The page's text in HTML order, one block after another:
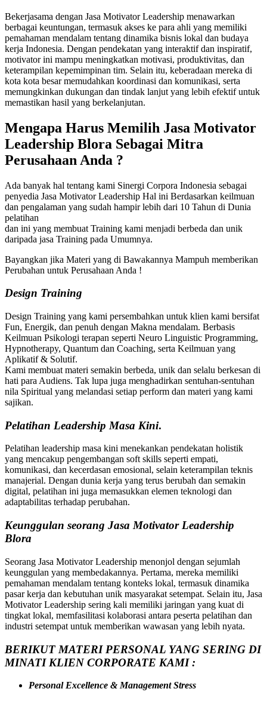
Bekerjasama dengan Jasa Motivator Leadership menawarkan
berbagai keuntungan, termasuk akses ke para ahli yang memiliki
pemahaman mendalam tentang dinamika bisnis lokal dan budaya
kerja Indonesia. Dengan pendekatan yang interaktif dan inspiratif,
motivator ini mampu meningkatkan motivasi, produktivitas, dan
keterampilan kepemimpinan tim. Selain itu, keberadaan mereka di
kota kota besar memudahkan koordinasi dan komunikasi, serta
memungkinkan dukungan dan tindak lanjut yang lebih efektif untuk
memastikan hasil yang berkelanjutan.
Mengapa Harus Memilih Jasa Motivator
Leadership Blora Sebagai Mitra
Perusahaan Anda ?
Ada banyak hal tentang kami Sinergi Corpora Indonesia sebagai
penyedia Jasa Motivator Leadership Hal ini Berdasarkan keilmuan
dan pengalaman yang sudah hampir lebih dari 10 Tahun di Dunia
pelatihan
dan ini yang membuat Training kami menjadi berbeda dan unik
daripada jasa Training pada Umumnya.
Bayangkan jika Materi yang di Bawakannya Mampuh memberikan
Perubahan untuk Perusahaan Anda !
Design Training
Design Training yang kami persembahkan untuk klien kami bersifat
Fun, Energik, dan penuh dengan Makna mendalam. Berbasis
Keilmuan Psikologi terapan seperti Neuro Linguistic Programming,
Hypnotherapy, Quantum dan Coaching, serta Keilmuan yang
Aplikatif & Solutif.
Kami membuat materi semakin berbeda, unik dan selalu berkesan di
hati para Audiens. Tak lupa juga menghadirkan sentuhan-sentuhan
nila Spiritual yang melandasi setiap perform dan materi yang kami
sajikan.
Pelatihan Leadership Masa Kini.
Pelatihan leadership masa kini menekankan pendekatan holistik
yang mencakup pengembangan soft skills seperti empati,
komunikasi, dan kecerdasan emosional, selain keterampilan teknis
manajerial. Dengan dunia kerja yang terus berubah dan semakin
digital, pelatihan ini juga memasukkan elemen teknologi dan
adaptabilitas terhadap perubahan.
Keunggulan seorang Jasa Motivator Leadership
Blora
Seorang Jasa Motivator Leadership menonjol dengan sejumlah
keunggulan yang membedakannya. Pertama, mereka memiliki
pemahaman mendalam tentang konteks lokal, termasuk dinamika
pasar kerja dan kebutuhan unik masyarakat setempat. Selain itu, Jasa
Motivator Leadership sering kali memiliki jaringan yang kuat di
tingkat lokal, memfasilitasi kolaborasi antara peserta pelatihan dan
industri setempat untuk memberikan wawasan yang lebih nyata.
BERIKUT MATERI PERSONAL YANG SERING DI
MINATI KLIEN CORPORATE KAMI :
Personal Excellence & Management Stress